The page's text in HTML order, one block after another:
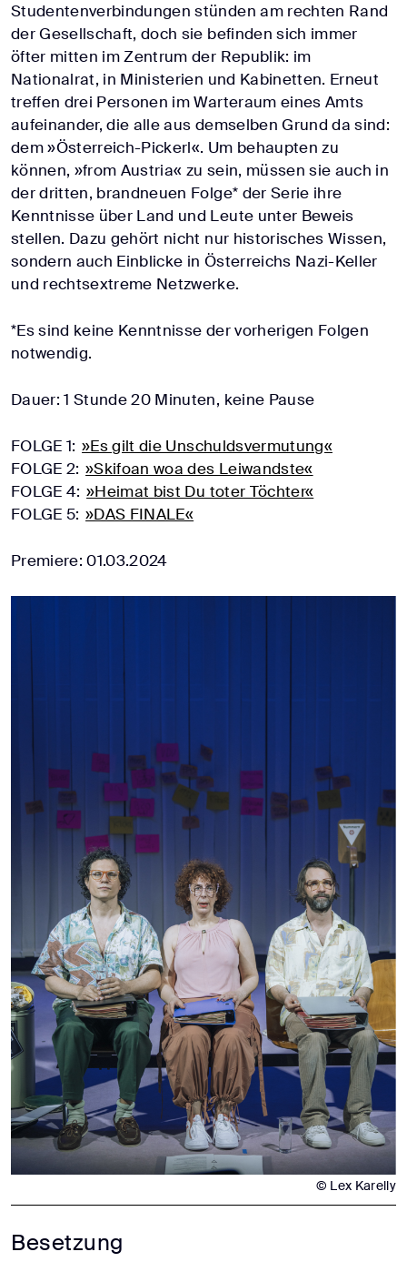
Studentenverbindungen stünden am rechten Rand
der Gesellschaft, doch sie befinden sich immer
öfter mitten im Zentrum der Republik: im
Nationalrat, in Ministerien und Kabinetten. Erneut
treffen drei Personen im Warteraum eines Amts
aufeinander, die alle aus demselben Grund da sind:
dem »Österreich-Pickerl«. Um behaupten zu
können, »from Austria« zu sein, müssen sie auch in
der dritten, brandneuen Folge* der Serie ihre
Kenntnisse über Land und Leute unter Beweis
stellen. Dazu gehört nicht nur historisches Wissen,
sondern auch Einblicke in Österreichs Nazi-Keller
und rechtsextreme Netzwerke.
*Es sind keine Kenntnisse der vorherigen Folgen
notwendig.
Dauer: 1 Stunde 20 Minuten, keine Pause
FOLGE 1: »Es gilt die Unschuldsvermutung«
FOLGE 2: »Skifoan woa des Leiwandste«
FOLGE 4: »Heimat bist Du toter Töchter«
FOLGE 5: »DAS FINALE«
Premiere: 01.03.2024
© Lex Karelly
Besetzung